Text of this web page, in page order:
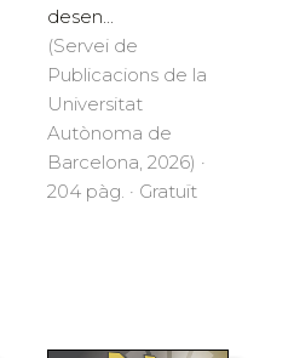
desen...
(Servei de
Publicacions de la
Universitat
Autònoma de
Barcelona, 2026) ·
204 pàg. · Gratuït